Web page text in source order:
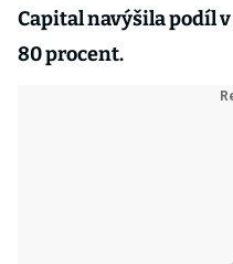
Capital navýšila podíl
80 procent.